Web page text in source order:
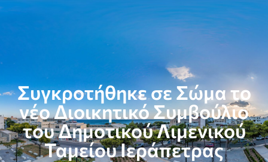
Συγκροτήθηκε σε Σώμα το
νέο Διοικητικό Συμβούλιο
του Δημοτικού Λιμενικού
Ταμείου Ιεράπετρας